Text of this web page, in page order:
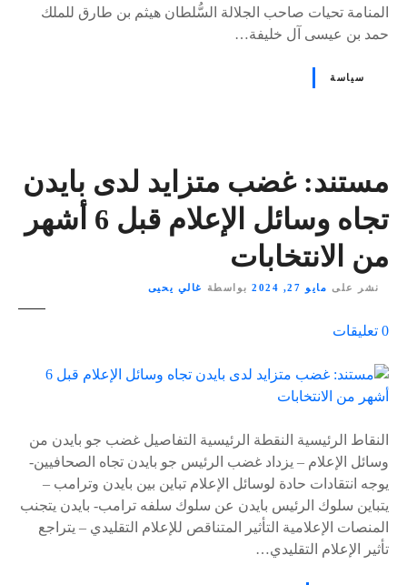
المنامة تحيات صاحب الجلالة السُّلطان هيثم بن طارق للملك
حمد بن عيسى آل خليفة…
سياسة
مستند: غضب متزايد لدى بايدن
تجاه وسائل الإعلام قبل 6 أشهر
من الانتخابات
نشر على مايو 27, 2024 بواسطة غالي يحيى
0 تعليقات
ى
٪
النقاط الرئيسية النقطة الرئيسية التفاصيل غضب جو بايدن من
وسائل الإعلام – يزداد غضب الرئيس جو بايدن تجاه الصحافيين-
يوجه انتقادات حادة لوسائل الإعلام تباين بين بايدن وترامب –
يتباين سلوك الرئيس بايدن عن سلوك سلفه ترامب- بايدن يتجنب
المنصات الإعلامية التأثير المتناقص للإعلام التقليدي – يتراجع
تأثير الإعلام التقليدي…